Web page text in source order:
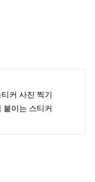
커 사진 찍기
붙이는 스티커